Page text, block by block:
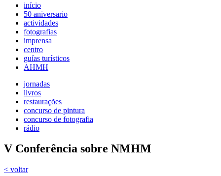
início
50 aniversario
actividades
fotografias
imprensa
centro
guías turísticos
AHMH
jornadas
livros
restaurações
concurso de pintura
concurso de fotografia
rádio
V Conferência sobre NMHM
< voltar